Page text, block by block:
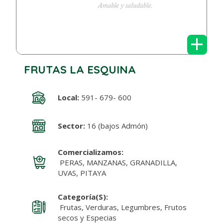
+
FRUTAS LA ESQUINA
Local:591- 679- 600
Sector:16 (bajos Admón)
Comercializamos:
PERAS, MANZANAS, GRANADILLA,
UVAS, PITAYA
Categoría(s):
Frutas, Verduras, Legumbres, Frutos
secos y Especias